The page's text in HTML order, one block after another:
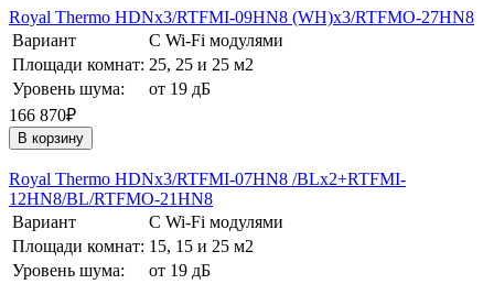
Royal Thermo HDNх3/RTFMI-09HN8 (WH)х3/RTFMO-27HN8
Вариант
С Wi-Fi модулями
Площади комнат: 25, 25 и 25 м2
Уровень шума:
от 19 дБ
166 870₽
В корзину
Royal Thermo HDNх3/RTFMI-07HN8 /BLх2+RTFMI-
12HN8/BL/RTFMO-21HN8
Вариант
С Wi-Fi модулями
Площади комнат: 15, 15 и 25 м2
Уровень шума:
от 19 дБ